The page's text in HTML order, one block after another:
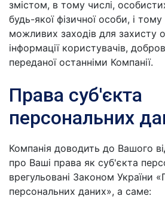
змістом, в тому числі,
будь-якої фізичної особи, і
можливих заходів для захисту
інформації користувачів,
переданої останніми Компанії.
Права суб'єкта
персональних
Компанія доводить до Вашого
про Ваші права як суб'єкта
врегульовані Законом України
персональних даних», а саме: